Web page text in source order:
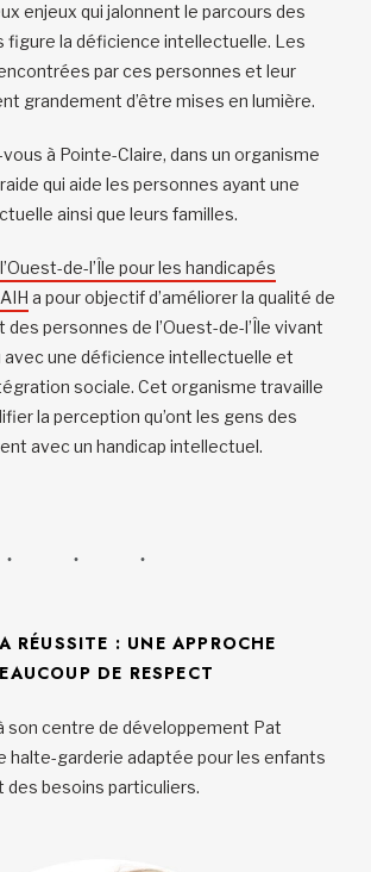
enjeux qui jalonnent le parcours des
figure la déficience intellectuelle. Les
par ces personnes et leur
grandement d’être mises en lumière.
à Pointe-Claire, dans un organisme
qui aide les personnes ayant une
ainsi que leurs familles.
de-l’Île pour les handicapés
a pour objectif d’améliorer la qualité de
personnes de l’Ouest-de-l’Île vivant
avec une déficience intellectuelle et
sociale. Cet organisme travaille
la perception qu’ont les gens des
avec un handicap intellectuel.
RÉUSSITE : UNE APPROCHE
DE RESPECT
son centre de développement Pat
halte-garderie adaptée pour les enfants
des besoins particuliers.